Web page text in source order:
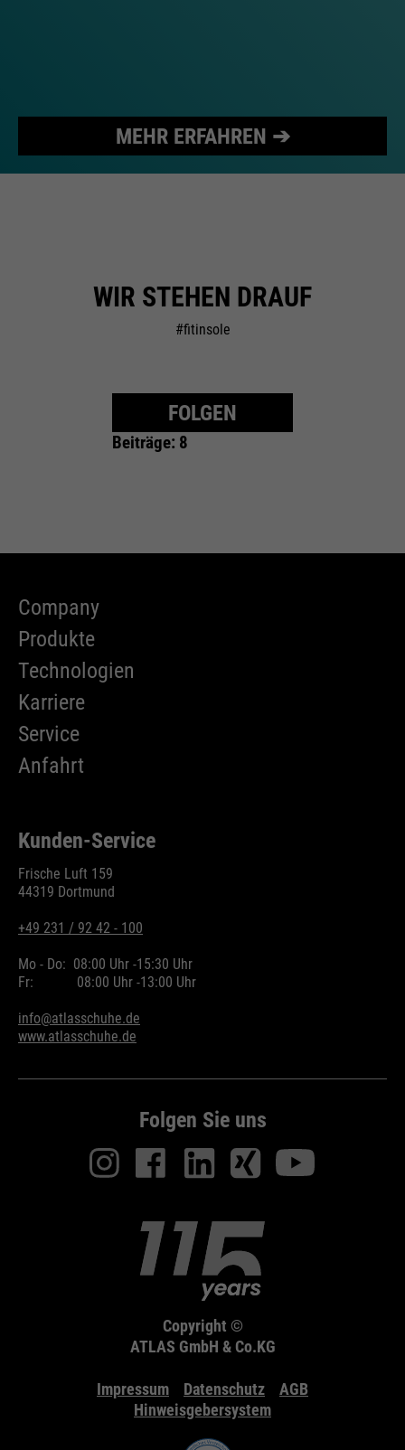
MEHR ERFAHREN ➔
WIR STEHEN DRAUF
#fitinsole
FOLGEN
Beiträge: 8
Company
Produkte
Technologien
Karriere
Service
Anfahrt
Kunden-Service
Frische Luft 159
44319 Dortmund
+49 231 / 92 42 - 100
Mo - Do: 08:00 Uhr -15:30 Uhr
Fr:
08:00 Uhr -13:00 Uhr
info@atlasschuhe.de
www.atlasschuhe.de
Folgen Sie uns
Copyright ©
ATLAS GmbH & Co.KG
Impressum Datenschutz
AGB
Hinweisgebersystem